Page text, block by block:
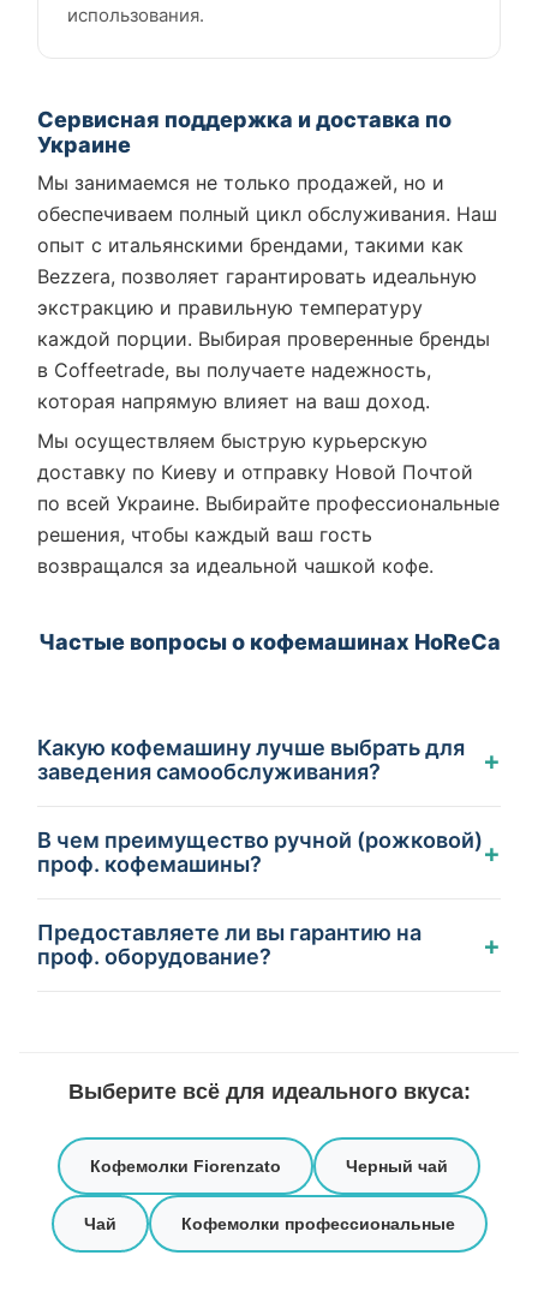
использования.
Сервисная поддержка и доставка по
Украине
Мы занимаемся не только продажей, но и
обеспечиваем полный цикл обслуживания. Наш
опыт с итальянскими брендами, такими как
Bezzera, позволяет гарантировать идеальную
экстракцию и правильную температуру
каждой порции. Выбирая проверенные бренды
в Coffeetrade, вы получаете надежность,
которая напрямую влияет на ваш доход.
Мы осуществляем быструю курьерскую
доставку по Киеву и отправку Новой Почтой
по всей Украине. Выбирайте профессиональные
решения, чтобы каждый ваш гость
возвращался за идеальной чашкой кофе.
Частые вопросы о кофемашинах HoReCa
Какую кофемашину лучше выбрать для
заведения самообслуживания?
+
В чем преимущество ручной (рожковой)
проф. кофемашины?
+
Предоставляете ли вы гарантию на
проф. оборудование?
+
Выберите всё для идеального вкуса:
Кофемолки Fiorenzato Черный чай
Чай Кофемолки профессиональные